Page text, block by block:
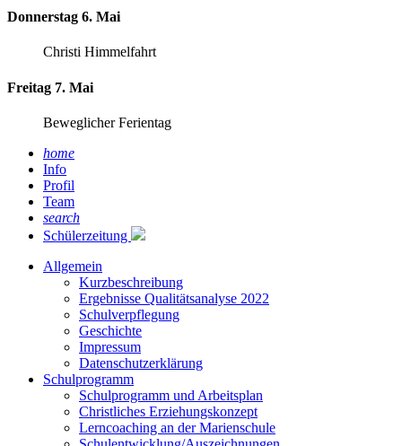
Donnerstag 6. Mai
Christi Himmelfahrt
Freitag 7. Mai
Beweglicher Ferientag
home
Info
Profil
Team
search
Schülerzeitung
Allgemein
Kurzbeschreibung
Ergebnisse Qualitätsanalyse 2022
Schulverpflegung
Geschichte
Impressum
Datenschutzerklärung
Schulprogramm
Schulprogramm und Arbeitsplan
Christliches Erziehungskonzept
Lerncoaching an der Marienschule